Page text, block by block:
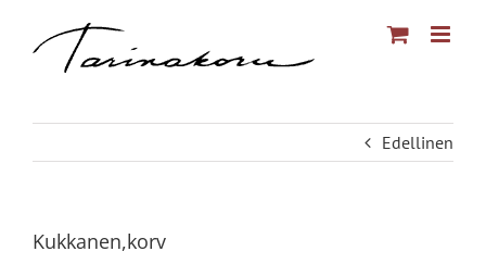
Edellinen
Kukkanen,korv